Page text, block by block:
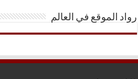
رواد الموقع في العالم